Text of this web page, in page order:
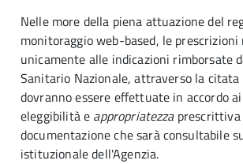
Nelle more della piena attuazione del
monitoraggio web-based, le
unicamente alle indicazioni rimborsate
Sanitario Nazionale, attraverso la citata
dovranno essere effettuate in accordo
eleggibilità e appropriatezza
documentazione che sarà consultabile
istituzionale dell'Agenzia.